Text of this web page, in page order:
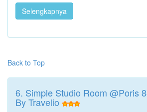
Selengkapnya
Back to Top
6. Simple Studio Room @Poris
By Travelio